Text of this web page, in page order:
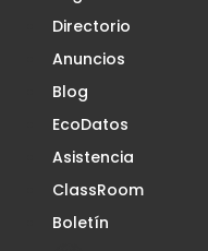
Directorio
Anuncios
Blog
EcoDatos
Asistencia
ClassRoom
Boletín